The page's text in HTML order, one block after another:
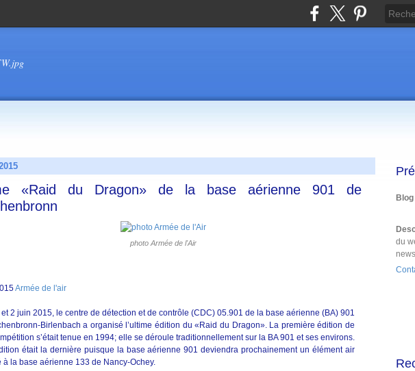
«Raid du Dragon» de la base aérienne 901 de
photo Armée de l'Air
Armée de l'air
et 2 juin 2015, le centre de détection et de contrôle (CDC) 05.901 de la base aérienne (BA) 901
Birlenbach a organisé l’ultime édition du «Raid du Dragon». La première édition de
s’était tenue en 1994; elle se déroule traditionnellement sur la BA 901 et ses environs.
était la dernière puisque la base aérienne 901 deviendra prochainement un élément air
à la base aérienne 133 de Nancy-Ochey.
Blog
du